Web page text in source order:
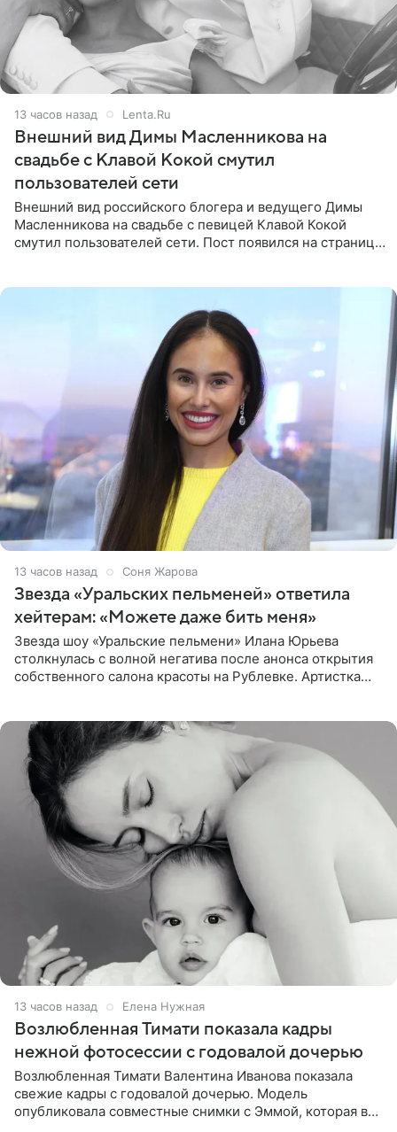
13 часов назад Lenta.Ru
Внешний вид Димы Масленникова на
свадьбе с Клавой Кокой смутил
пользователей сети
Внешний вид российского блогера и ведущего Димы
Масленникова на свадьбе с певицей Клавой Кокой
смутил пользователей сети. Пост появился на странице
13 часов назад Соня Жарова
Звезда «Уральских пельменей» ответила
хейтерам: «Можете даже бить меня»
Звезда шоу «Уральские пельмени» Илана Юрьева
столкнулась с волной негатива после анонса открытия
собственного салона красоты на Рублевке. Артистка
13 часов назад Елена Нужная
Возлюбленная Тимати показала кадры
нежной фотосессии с годовалой дочерью
Возлюбленная Тимати Валентина Иванова показала
свежие кадры с годовалой дочерью. Модель
опубликовала совместные снимки с Эммой, которая в